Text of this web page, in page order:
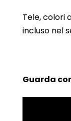
Tele, colori
incluso nel
Guarda